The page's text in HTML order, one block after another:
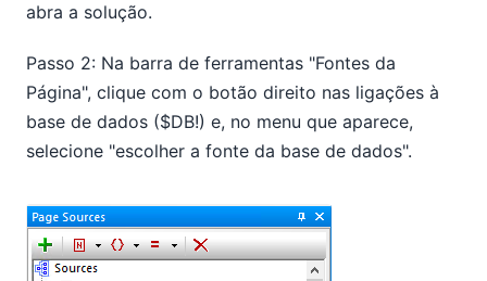
abra a solução.
Passo 2: Na barra de ferramentas "Fontes da
Página", clique com o botão direito nas ligações à
base de dados ($DB!) e, no menu que aparece,
selecione "escolher a fonte da base de dados".